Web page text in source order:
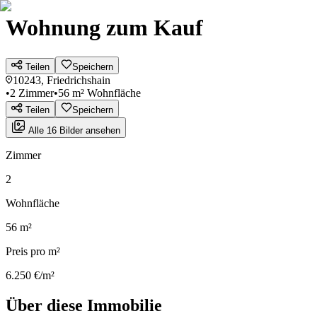
Wohnung zum Kauf
Teilen Speichern
10243, Friedrichshain
•2 Zimmer•56 m² Wohnfläche
Teilen
Speichern
Alle 16 Bilder ansehen
Zimmer
2
Wohnfläche
56 m²
Preis pro m²
6.250 €/m²
Über diese Immobilie